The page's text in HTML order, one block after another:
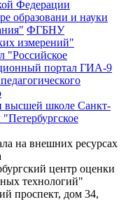
Федерации
образовани и науки
ФГБНУ
измерений"
"Российское
портал ГИА-9
высшей школе Санкт-
на внешних ресурсах
центр оценки
технологий"
проспект, дом 34,